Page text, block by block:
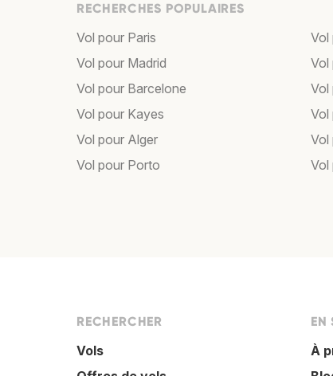
RECHERCHES POPULAIRES
Vol pour Paris
Vol pour Madrid
Vol pour Barcelone
Vol pour Kayes
Vol pour Alger
Vol pour Porto
Vol
Vol
Vol
Vol
Vol
Vol
RECHERCHER
Vols
EN
À